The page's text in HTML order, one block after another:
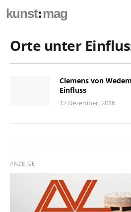
kunst:mag
Orte unter
Clemens von
Einfluss
12 Dezember, 2016
ANZEIGE